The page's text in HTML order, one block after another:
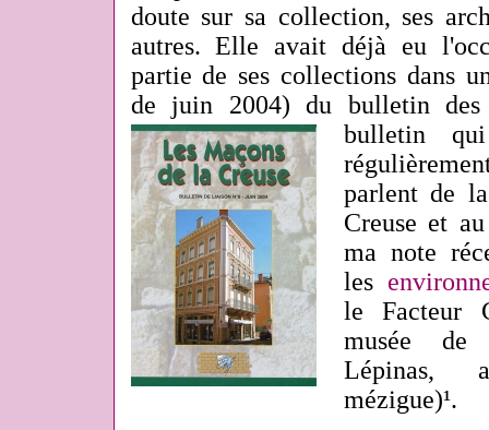
doute sur sa collection, ses
autres. Elle avait déjà eu
partie de ses collections dans
de juin 2004) du bulletin
bulletin
parlent de
Creuse et
ma note
les
le Facteur
musée de
Lépinas,
mézigue)¹.